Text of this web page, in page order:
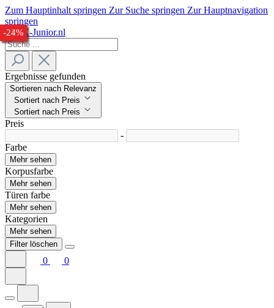
Zum Hauptinhalt springen Zur Suche springen Zur Hauptnavigation
springen
Ergebnisse gefunden
Sortieren nach Relevanz
Sortiert nach Preis
Sortiert nach Preis
Preis
-
Farbe
Mehr sehen
Korpusfarbe
Mehr sehen
Türen farbe
Mehr sehen
Kategorien
Mehr sehen
Filter löschen
0 0
-26%
-28%
-26%
-24%
-24%
-28%
-27%
-24%